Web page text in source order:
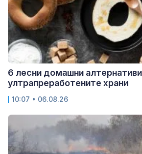
6 лесни домашни
ултрапреработените храни
10:07 • 06.08.26